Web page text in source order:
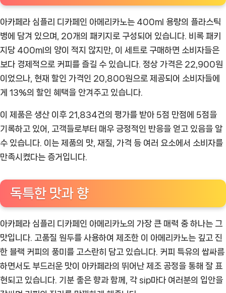
아카페라 심플리 디카페인 아메리카노는 400ml 용량의 플라스틱
병에 담겨 있으며, 20개의 패키지로 구성되어 있습니다. 비록 패키
지당 400ml의 양이 적지 않지만, 이 세트로 구매하면 소비자들은
보다 경제적으로 커피를 즐길 수 있습니다. 정상 가격은 22,900원
이었으나, 현재 할인 가격인 20,800원으로 제공되어 소비자들에
게 13%의 할인 혜택을 안겨주고 있습니다.
이 제품은 생산 이후 21,834건의 평가를 받아 5점 만점에 5점을
기록하고 있어, 고객들로부터 매우 긍정적인 반응을 얻고 있음을 알
수 있습니다. 이는 제품의 맛, 재질, 가격 등 여러 요소에서 소비자를
만족시켰다는 증거입니다.
독특한 맛과 향
아카페라 심플리 디카페인 아메리카노의 가장 큰 매력 중 하나는 그
맛입니다. 고품질 원두를 사용하여 제조한 이 아메리카노는 깊고 진
한 블랙 커피의 풍미를 고스란히 담고 있습니다. 커피 특유의 쌉싸름
하면서도 부드러운 맛이 아카페라의 뛰어난 제조 공정을 통해 잘 표
현되고 있습니다. 기분 좋은 향과 함께, 각 sip마다 여러분의 입안을